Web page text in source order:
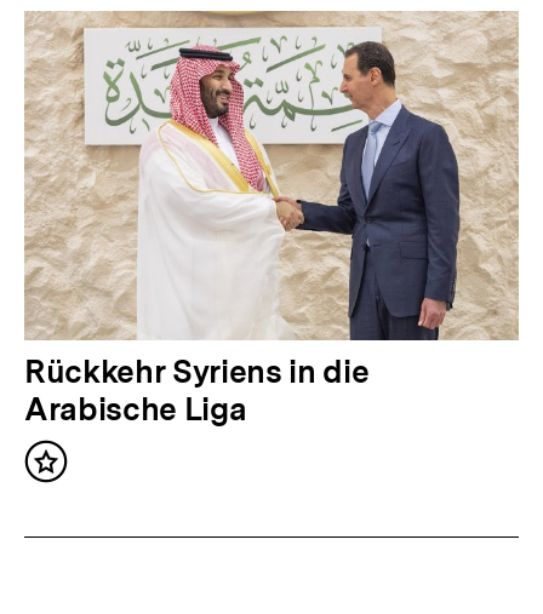
r
i
g
e
r
I
n
h
a
l
t
N
ä
c
h
Rückkehr Syriens in die
Arabische Liga
Inhalt